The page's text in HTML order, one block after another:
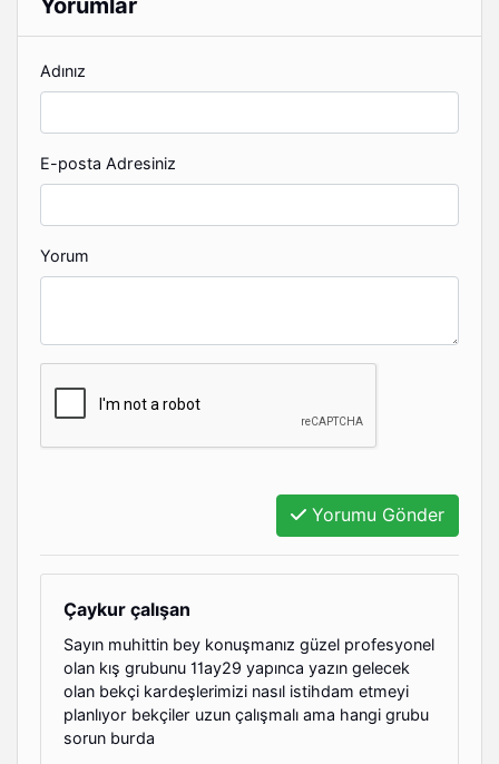
Yorumlar
Adınız
E-posta Adresiniz
Yorum
Yorumu Gönder
Çaykur çalışan
Sayın muhittin bey konuşmanız güzel profesyonel
olan kış grubunu 11ay29 yapınca yazın gelecek
olan bekçi kardeşlerimizi nasıl istihdam etmeyi
planlıyor bekçiler uzun çalışmalı ama hangi grubu
sorun burda